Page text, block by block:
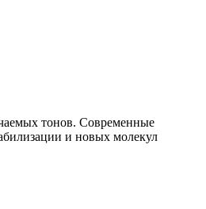
тонов. Современные
и новых молекул